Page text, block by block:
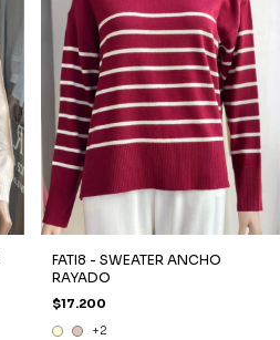
FATI8 - SWEATER ANCHO
RAYADO
$17.200
+2